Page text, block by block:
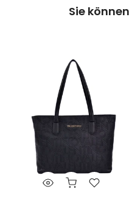
Sie